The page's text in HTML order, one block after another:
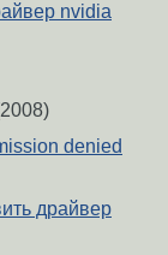
nvidia
denied
драйвер